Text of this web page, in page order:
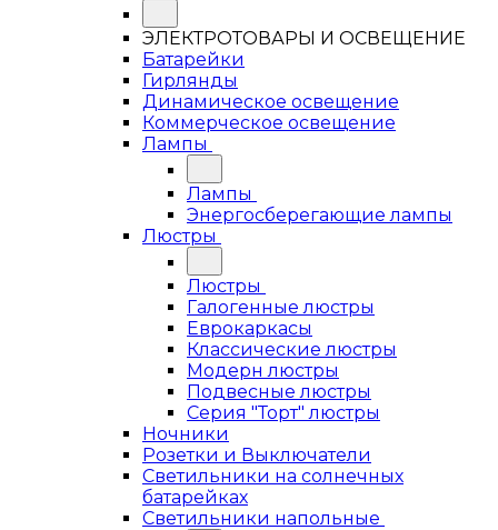
ЭЛЕКТРОТОВАРЫ И ОСВЕЩЕНИЕ
Батарейки
Гирлянды
Динамическое освещение
Коммерческое освещение
Лампы
Лампы
Энергосберегающие лампы
Люстры
Люстры
Галогенные люстры
Еврокаркасы
Классические люстры
Модерн люстры
Подвесные люстры
Серия "Торт" люстры
Ночники
Розетки и Выключатели
Светильники на солнечных
батарейках
Светильники напольные